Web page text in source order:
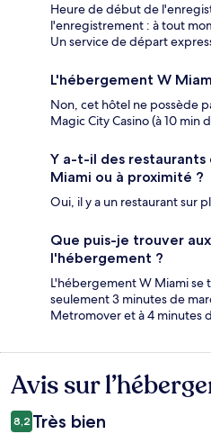
Heure de début de
l'enregistrement : à tout
Un service de départ
L'hébergement W
Non, cet hôtel ne possède
Magic City Casino (à 10 min
Y a-t-il des
Miami ou à proximité ?
Oui, il y a un restaurant sur
Que puis-je trouver
l'hébergement ?
L'hébergement W Miami se
seulement 3 minutes de
Metromover et à 4 minutes
Avis
Avis sur
8,2 Très bien